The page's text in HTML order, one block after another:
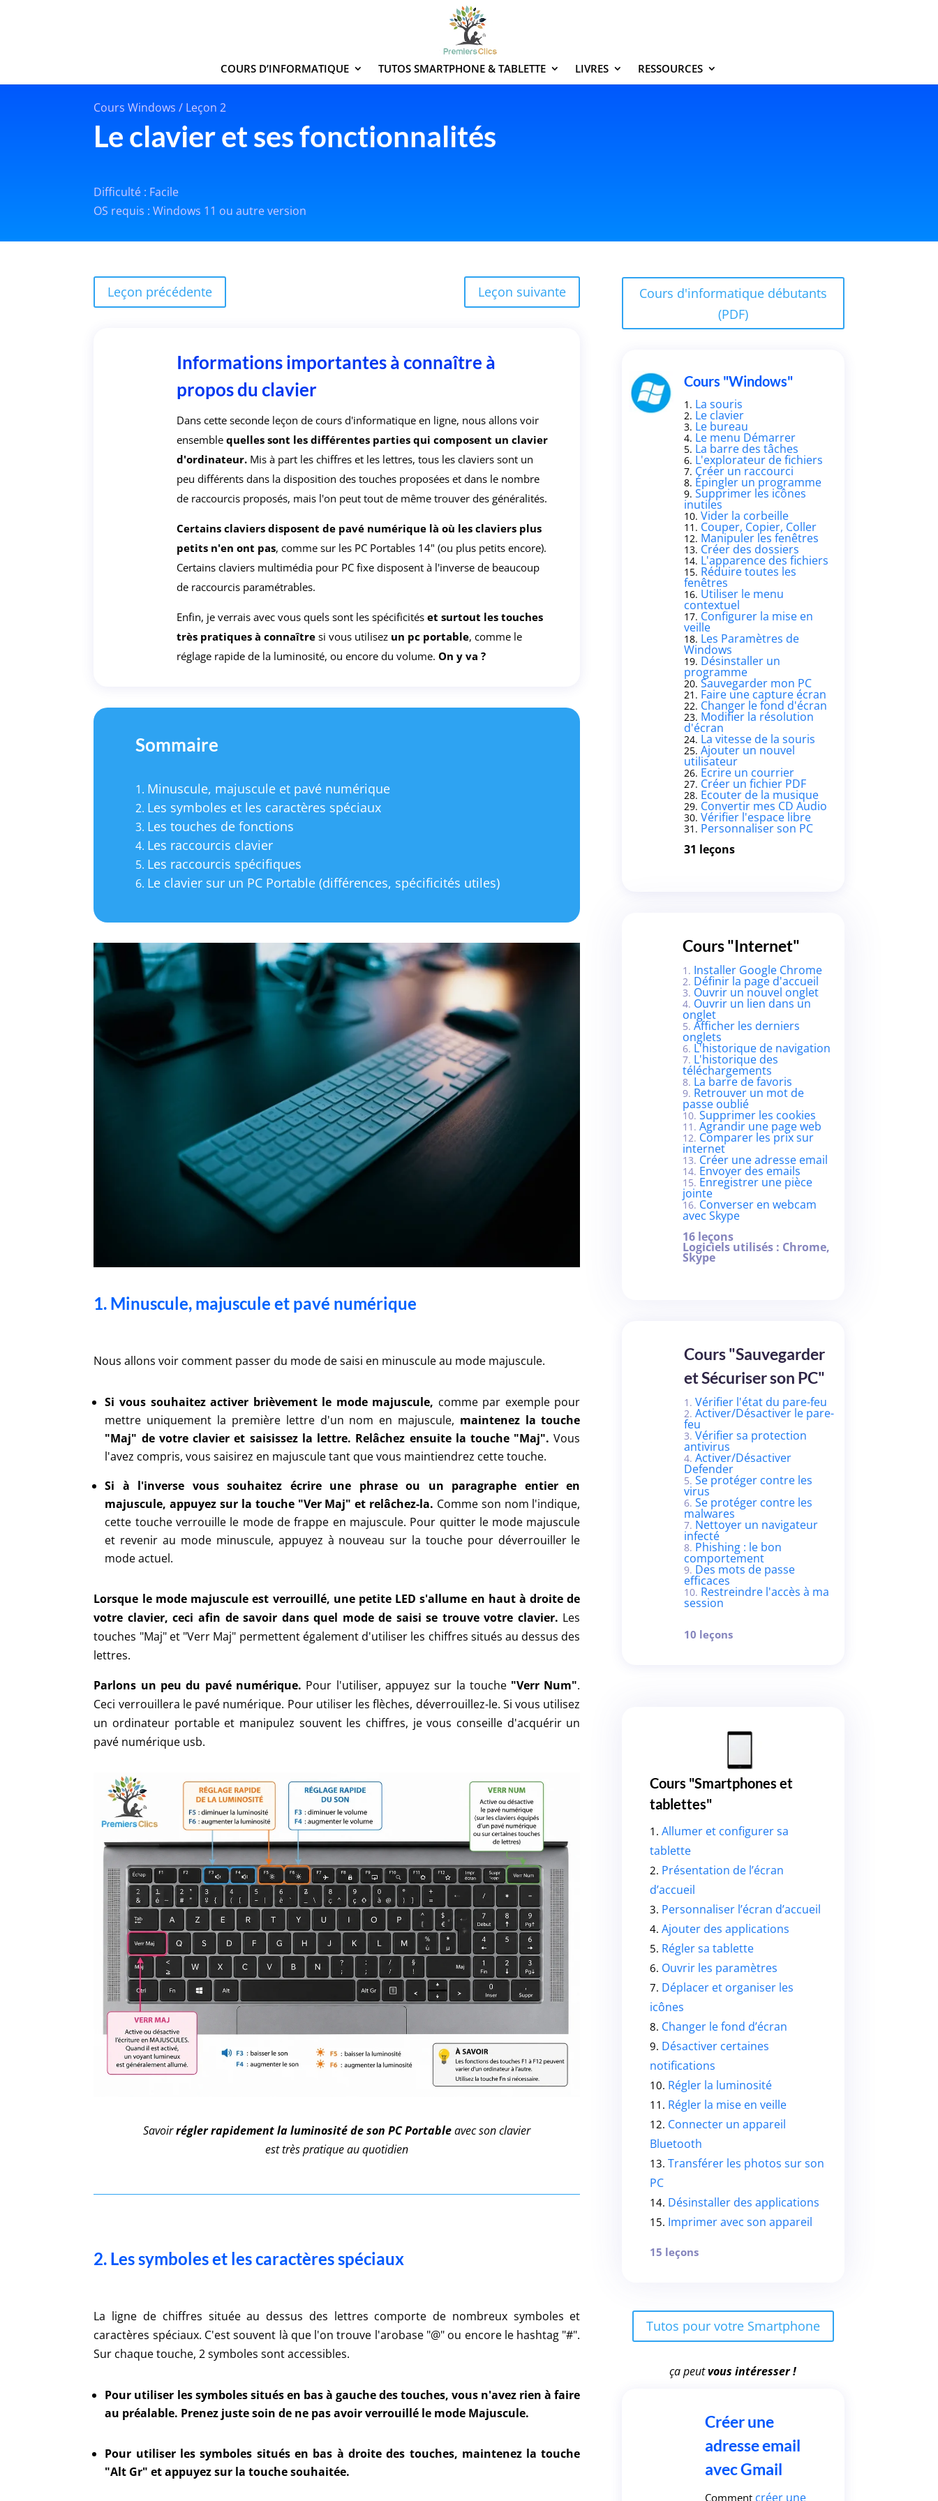
COURS D’INFORMATIQUE TUTOS SMARTPHONE & TABLETTE LIVRES RESSOURCES
Cours Windows / Leçon 2
Le clavier et ses fonctionnalités
Difficulté : Facile
OS requis : Windows 11 ou autre version
Leçon précédente Leçon suivante
Informations importantes à connaître à
propos du clavier
Dans cette seconde leçon de cours d'informatique en ligne, nous allons voir
ensemblequelles sont les différentes parties qui composent un clavier
d'ordinateur. Mis à part les chiffres et les lettres, tous les claviers sont un
peu différents dans la disposition des touches proposées et dans le nombre
de raccourcis proposés, mais l'on peut tout de même trouver des généralités.
Certains claviers disposent de pavé numérique là où les claviers plus
petits n'en ont pas, comme sur les PC Portables 14" (ou plus petits encore).
Certains claviers multimédia pour PC fixe disposent à l'inverse de beaucoup
de raccourcis paramétrables.
Enfin, je verrais avec vous quels sont les spécificités et surtout les touches
très pratiques à connaître si vous utilisez un pc portable, comme le
réglage rapide de la luminosité, ou encore du volume.On y va ?
Sommaire
Minuscule, majuscule et pavé numérique
Les symboles et les caractères spéciaux
Les touches de fonctions
Les raccourcis clavier
Les raccourcis spécifiques
Le clavier sur un PC Portable (différences, spécificités utiles)
1. Minuscule, majuscule et pavé numérique
Nous allons voir comment passer du mode de saisi en minuscule au mode majuscule.
Si vous souhaitez activer brièvement le mode majuscule, comme par exemple pour
mettre uniquement la première lettre d'un nom en majuscule, maintenez la touche
"Maj" de votre clavier et saisissez la lettre. Relâchez ensuite la touche "Maj". Vous
l'avez compris, vous saisirez en majuscule tant que vous maintiendrez cette touche.
Si à l'inverse vous souhaitez écrire une phrase ou un paragraphe entier en
majuscule, appuyez sur la touche "Ver Maj" et relâchez-la. Comme son nom l'indique,
cette touche verrouille le mode de frappe en majuscule. Pour quitter le mode majuscule
et revenir au mode minuscule, appuyez à nouveau sur la touche pour déverrouiller le
mode actuel.
Lorsque le mode majuscule est verrouillé, une petite LED s'allume en haut à droite de
votre clavier, ceci afin de savoir dans quel mode de saisi se trouve votre clavier. Les
touches "Maj" et "Verr Maj" permettent également d'utiliser les chiffres situés au dessus des
lettres.
Parlons un peu du pavé numérique. Pour l'utiliser, appuyez sur la touche "Verr Num".
Ceci verrouillera le pavé numérique. Pour utiliser les flèches, déverrouillez-le. Si vous utilisez
un ordinateur portable et manipulez souvent les chiffres, je vous conseille d'acquérir un
pavé numérique usb.
Savoirrégler rapidement la luminosité de son PC Portableavec son clavier
est très pratique au quotidien
2. Les symboles et les caractères spéciaux
La ligne de chiffres située au dessus des lettres comporte de nombreux symboles et
caractères spéciaux. C'est souvent là que l'on trouve l'arobase "@" ou encore le hashtag "#".
Sur chaque touche, 2 symboles sont accessibles.
Pour utiliser les symboles situés en bas à gauche des touches, vous n'avez rien à faire
au préalable. Prenez juste soin de ne pas avoir verrouillé le mode Majuscule.
Pour utiliser les symboles situés en bas à droite des touches, maintenez la touche
"Alt Gr" et appuyez sur la touche souhaitée.
Cours d'informatique débutants
(PDF)
Cours "Windows"
La souris
Le clavier
Le bureau
Le menu Démarrer
La barre des tâches
L'explorateur de fichiers
Créer un raccourci
Épingler un programme
Supprimer les icônes
inutiles
Vider la corbeille
Couper, Copier, Coller
Manipuler les fenêtres
Créer des dossiers
L'apparence des fichiers
Réduire toutes les
fenêtres
Utiliser le menu
contextuel
Configurer la mise en
veille
Les Paramètres de
Windows
Désinstaller un
programme
Sauvegarder mon PC
Faire une capture écran
Changer le fond d'écran
Modifier la résolution
d'écran
La vitesse de la souris
Ajouter un nouvel
utilisateur
Ecrire un courrier
Créer un fichier PDF
Ecouter de la musique
Convertir mes CD Audio
Vérifier l'espace libre
Personnaliser son PC
31 leçons
Cours "Internet"
Installer Google Chrome
Définir la page d'accueil
Ouvrir un nouvel onglet
Ouvrir un lien dans un
onglet
Afficher les derniers
onglets
L'historique de navigation
L'historique des
téléchargements
La barre de favoris
Retrouver un mot de
passe oublié
Supprimer les cookies
Agrandir une page web
Comparer les prix sur
internet
Créer une adresse email
Envoyer des emails
Enregistrer une pièce
jointe
Converser en webcam
avec Skype
16 leçons
Logiciels utilisés : Chrome,
Skype
Cours "Sauvegarder
et Sécuriser son PC"
Vérifier l'état du pare-feu
Activer/Désactiver le pare-
feu
Vérifier sa protection
antivirus
Activer/Désactiver
Defender
Se protéger contre les
virus
Se protéger contre les
malwares
Nettoyer un navigateur
infecté
Phishing : le bon
comportement
Des mots de passe
efficaces
Restreindre l'accès à ma
session
10 leçons
Cours "Smartphones et
tablettes"
1. Allumer et configurer sa
tablette
2. Présentation de l’écran
d’accueil
3. Personnaliser l’écran d’accueil
4. Ajouter des applications
5. Régler sa tablette
6. Ouvrir les paramètres
7. Déplacer et organiser les
icônes
8. Changer le fond d’écran
9. Désactiver certaines
notifications
10. Régler la luminosité
11. Régler la mise en veille
12. Connecter un appareil
Bluetooth
13. Transférer les photos sur son
PC
14. Désinstaller des applications
15. Imprimer avec son appareil
15 leçons
Tutos pour votre Smartphone
ça peutvous intéresser !
Créer une
adresse email
avec Gmail
Comment créer une